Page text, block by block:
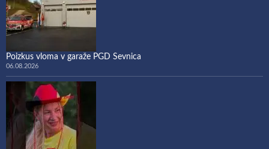
Poizkus vloma v garaže PGD Sevnica
06.08.2026